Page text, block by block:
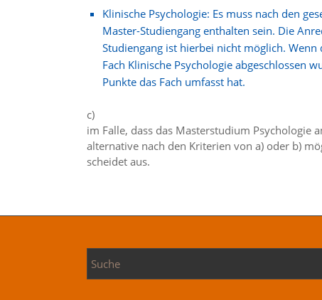
Klinische Psychologie: Es muss nach den
Master-Studiengang enthalten sein. Die
Studiengang ist hierbei nicht möglich.
Fach Klinische Psychologie abgeschlossen
Punkte das Fach umfasst hat.
c)
im Falle, dass das Masterstudium Psychologie
alternative nach den Kriterien von a) oder b)
scheidet aus.